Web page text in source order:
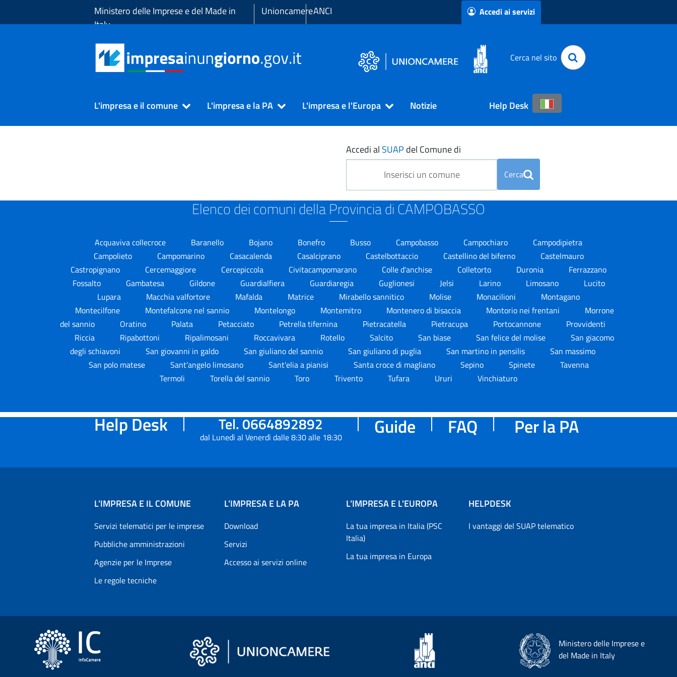
Ministero delle Imprese e del Made in
Italy
UnioncamereANCI Accedi ai servizi
Cerca nel sito
L'impresa e il comune L'impresa e la PA L'impresa e l'Europa Notizie Help Desk
Accedi al SUAP del Comune di
Cerca
Elenco dei comuni della Provincia di CAMPOBASSO
Acquaviva collecroce Baranello Bojano Bonefro Busso Campobasso Campochiaro
Campodipietra
Campolieto
Campomarino Casacalenda Casalciprano Castelbottaccio Castellino del biferno
Castelmauro
Castropignano
Cercemaggiore Cercepiccola Civitacampomarano Colle d'anchise Colletorto Duronia
Ferrazzano
Fossalto
Gambatesa Gildone Guardialfiera Guardiaregia Guglionesi Jelsi Larino Limosano
Lucito
Lupara
Macchia valfortore Mafalda Matrice Mirabello sannitico Molise Monacilioni
Montagano
Montecilfone
Montefalcone nel sannio Montelongo Montemitro Montenero di bisaccia Montorio nei frentani
Morrone
del sannio
Oratino Palata Petacciato Petrella tifernina Pietracatella Pietracupa Portocannone
Provvidenti
Riccia
Ripabottoni Ripalimosani Roccavivara Rotello Salcito San biase San felice del molise
San giacomo
degli schiavoni
San giovanni in galdo San giuliano del sannio San giuliano di puglia San martino in pensilis
San massimo
San polo matese
Sant'angelo limosano Sant'elia a pianisi Santa croce di magliano Sepino Spinete
Tavenna
Termoli
Torella del sannio Toro Trivento Tufara Ururi Vinchiaturo
Help Desk Tel. 0664892892
dal Lunedì al Venerdì dalle 8:30 alle 18:30 Guide FAQ Per la PA
L’IMPRESA E IL COMUNE
Servizi telematici per le imprese
Pubbliche amministrazioni
Agenzie per le Imprese
Le regole tecniche
L’IMPRESA E LA PA
Download
Servizi
Accesso ai servizi online
L’IMPRESA E L'EUROPA
La tua impresa in Italia (PSC
Italia)
La tua impresa in Europa
HELPDESK
I vantaggi del SUAP telematico
Ministero delle Imprese e
del Made in Italy